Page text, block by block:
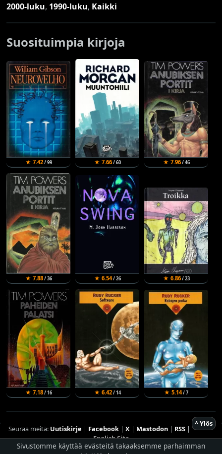
2000-luku, 1990-luku, Kaikki
Suosituimpia kirjoja
★ 7.42/ 99 ★ 7.66/ 60 ★ 7.96/ 46
★ 7.88/ 36 ★ 6.54/ 26 ★ 6.86/ 23
★ 7.18/ 16 ★ 6.42/ 14 ★ 5.14/ 7
^ Ylös
Seuraa meitä: Uutiskirje | Facebook| X| Mastodon| RSS|
English Site
Sivustomme käyttää evästeitä takaaksemme parhaimman